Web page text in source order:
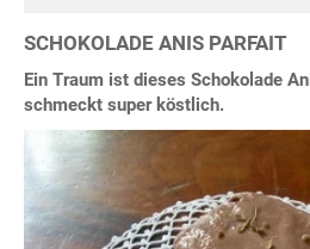
SCHOKOLADE ANIS PARFAIT
Ein Traum ist dieses Schokolade
schmeckt super köstlich.